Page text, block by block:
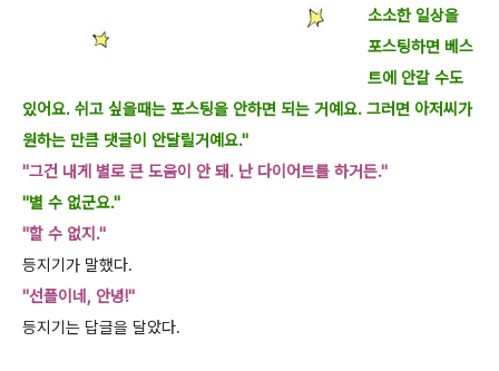
소소한 일상을
포스팅하면 베스
트에 안갈 수도
있어요. 쉬고 싶을때는 포스팅을 안하면 되는 거예요. 그러면 아저씨가
원하는 만큼 댓글이 안달릴거예요."
"그건 내게 별로 큰 도움이 안 돼. 난 다이어트를 하거든."
"별 수 없군요."
"할 수 없지."
등지기가 말했다.
"선플이네, 안녕!"
등지기는 답글을 달았다.